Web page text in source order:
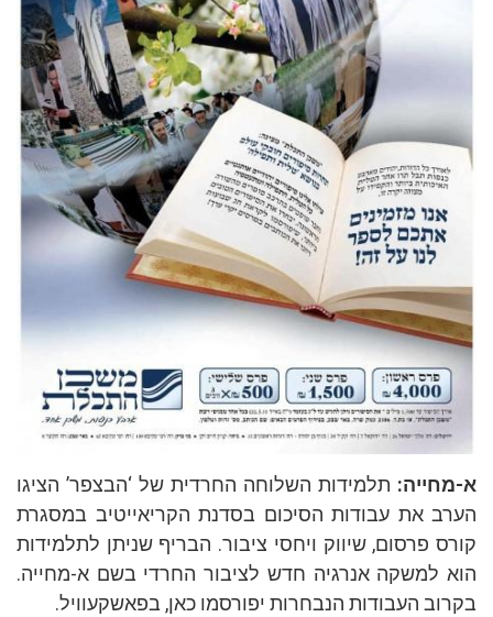
תלמידות השלוחה החרדית של ‘הבצפר’ הציגו
את עבודות הסיכום בסדנת הקריאייטיב במסגרת
פרסום, שיווק ויחסי ציבור. הבריף שניתן לתלמידות
למשקה אנרגיה חדש לציבור החרדי בשם א-מחייה.
העבודות הנבחרות יפורסמו כאן, בפאשקעוויל.